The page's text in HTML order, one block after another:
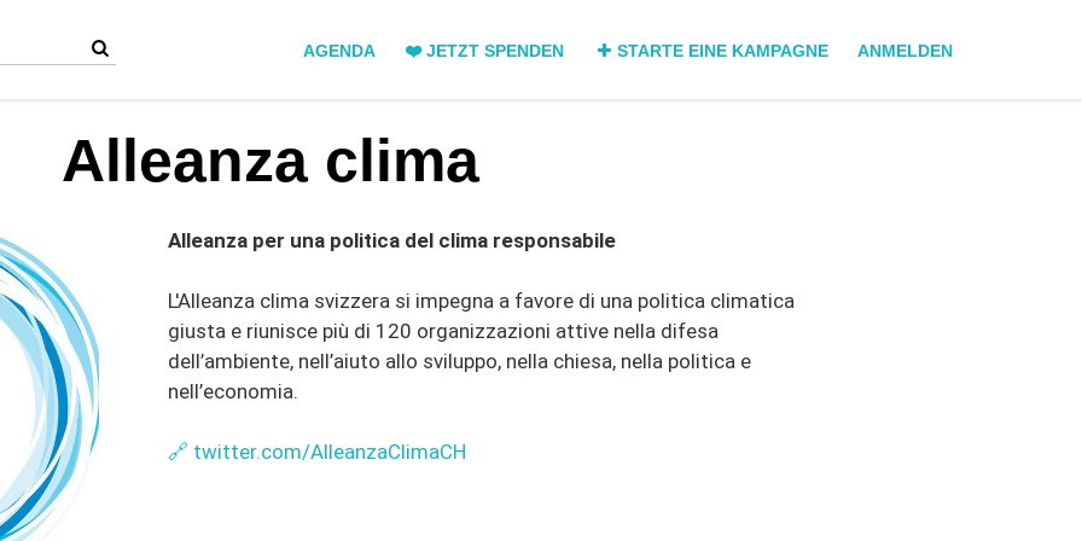
AGENDA ❤️ JETZT SPENDEN STARTE EINE KAMPAGNE ANMELDEN
Alleanza clima
Alleanza per una politica del clima responsabile
L'Alleanza clima svizzera si impegna a favore di una politica climatica
giusta e riunisce più di 120 organizzazioni attive nella difesa
dell’ambiente, nell’aiuto allo sviluppo, nella chiesa, nella politica e
nell’economia.
🔗 twitter.com/AlleanzaClimaCH